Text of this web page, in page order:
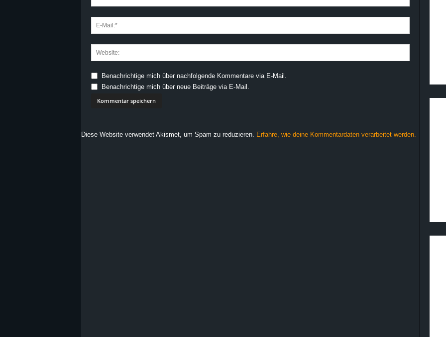
Benachrichtige mich über nachfolgende Kommentare via E-Mail.
Benachrichtige mich über neue Beiträge via E-Mail.
Diese Website verwendet Akismet, um Spam zu reduzieren. Erfahre, wie deine Kommentardaten verarbeitet werden.